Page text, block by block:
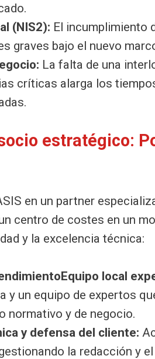
(NIS2): El incumplimiento
graves bajo el nuevo
La falta de una
críticas alarga los
estratégico:
en un partner
centro de costes en un
y la excelencia técnica:
local
y un equipo de expertos
normativo y de negocio.
y defensa del cliente:
la redacción y